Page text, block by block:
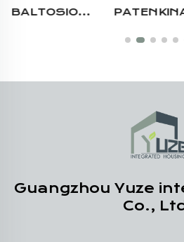
BALTOSIOS STIKLO PRIEKINĖS MODULINĖS KONTEINERIO KAJUTĖS SU ATVERIAMOMIS DURIMIS, ALIUMINIO RĖMU IR MODERNAUS STILIAUS STOGU
Guangzhou Yuze
Co.,